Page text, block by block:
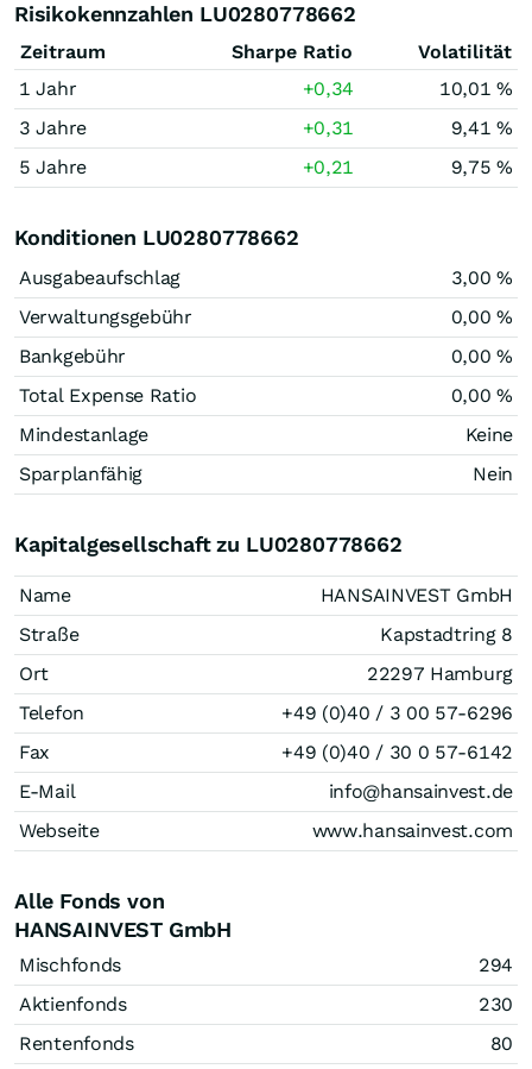
Risikokennzahlen LU0280778662
Zeitraum Sharpe Ratio
Volatilität
1 Jahr
+0,34
10,01 %
3 Jahre
+0,31
9,41 %
5 Jahre
+0,21 9,75 %
Konditionen LU0280778662
Ausgabeaufschlag
3,00 %
Verwaltungsgebühr
0,00 %
Bankgebühr
0,00 %
Total Expense Ratio
0,00 %
Mindestanlage
Keine
Sparplanfähig
Nein
Kapitalgesellschaft zu LU0280778662
Name
HANSAINVEST GmbH
Straße
Kapstadtring 8
Ort
22297 Hamburg
Telefon
+49 (0)40 / 3 00 57-6296
Fax
+49 (0)40 / 30 0 57-6142
E-Mail
info@hansainvest.de
Webseite
www.hansainvest.com
Alle Fonds von
HANSAINVEST GmbH
Mischfonds
294
Aktienfonds
230
Rentenfonds
80